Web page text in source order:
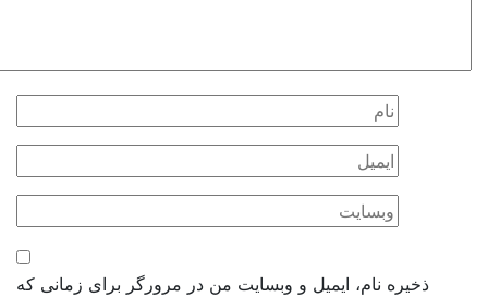
ذخیره نام، ایمیل و وبسایت من در مرورگر برای زمانی که